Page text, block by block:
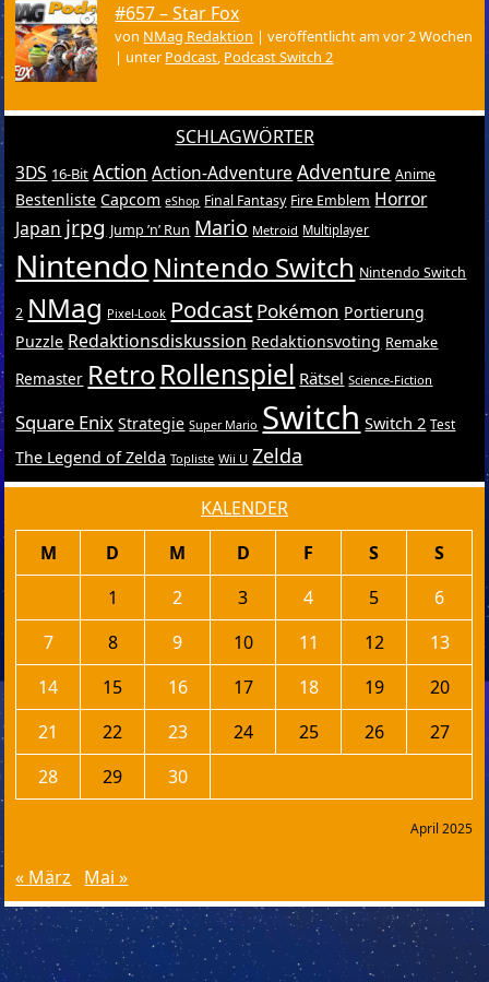
#657 – Star Fox
von NMag Redaktion |veröffentlicht am vor 2 Wochen
| unter Podcast, Podcast Switch 2
SCHLAGWÖRTER
3DS 16-Bit Action Action-Adventure Adventure Anime
Bestenliste Capcom eShop Final Fantasy Fire Emblem Horror
Japan jrpg Jump ’n’ Run Mario Metroid Multiplayer
Nintendo Nintendo Switch Nintendo Switch
2 NMag Pixel-Look Podcast Pokémon Portierung
Puzzle Redaktionsdiskussion Redaktionsvoting Remake
Remaster RetroRollenspiel Rätsel Science-Fiction
Square Enix Strategie Super Mario Switch Switch 2 Test
The Legend of Zelda Topliste Wii U Zelda
KALENDER
April 2025
M D M D F S
S
1
2 3 4 5
6
7
8 9 10 11 12
13
14
15 16 17 18 19
20
21
22 23 24 25 26
27
28
29 30
« März Mai »